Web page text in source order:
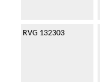
RVG 132303